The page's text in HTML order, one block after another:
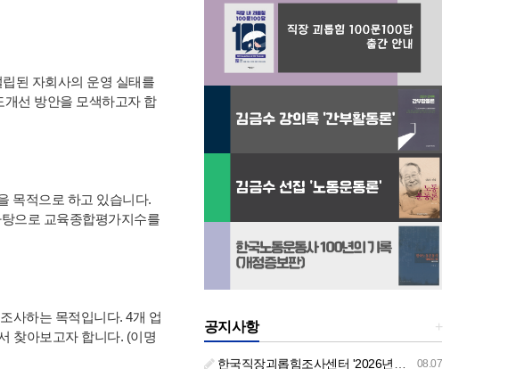
된 자회사의 운영 실태를
선 방안을 모색하고자 합
목적으로 하고 있습니다.
으로 교육종합평가지수를
사하는 목적입니다. 4개 업
찾아보고자 합니다. (이명
+
공지사항
08.07
한국직장괴롭힘조사센터 '2026년도 하반기 주요 사업 안내' (교육/컨설팅)